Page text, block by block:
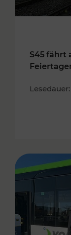
S45 fährt